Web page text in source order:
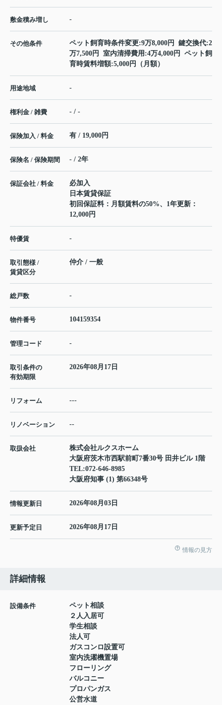
敷金積み増し -
その他条件
ペット飼育時条件変更:9万8,000円 鍵交換代:2
万7,500円 室内清掃費用:4万4,000円 ペット飼
育時賃料増額:5,000円（月額）
用途地域 -
権利金 / 雑費 - / -
保険加入 / 料金 有 / 19,000円
保険名 / 保険期間 - / 2年
保証会社 / 料金
必加入
日本賃貸保証
初回保証料：月額賃料の50%、1年更新：
12,000円
特優賃 -
取引態様 /
賃貸区分
仲介 / 一般
総戸数 -
物件番号 104159354
管理コード -
取引条件の
有効期限
2026年08月17日
リフォーム ---
リノベーション --
取扱会社
株式会社ルクスホーム
大阪府茨木市西駅前町7番30号 田井ビル 1階
TEL:072-646-8985
大阪府知事 (1) 第66348号
情報更新日 2026年08月03日
更新予定日 2026年08月17日
情報の見方
詳細情報
設備条件
ペット相談
２人入居可
学生相談
法人可
ガスコンロ設置可
室内洗濯機置場
フローリング
バルコニー
プロパンガス
公営水道